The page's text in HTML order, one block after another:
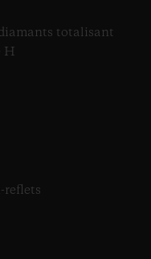
totalisant
H
reflets